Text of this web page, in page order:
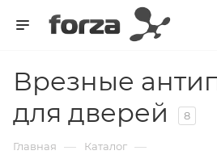
Врезные
для дверей
8
Главная — Каталог —